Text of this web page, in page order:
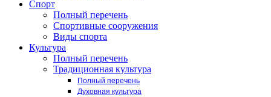
Спорт
Полный перечень
Спортивные сооружения
Виды спорта
Культура
Полный перечень
Традиционная культура
Полный перечень
Духовная культура